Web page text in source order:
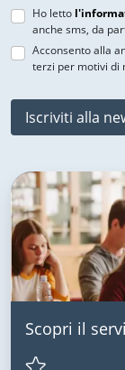
Ho letto
anche sms, da
Acconsento alla
terzi per motivi di
Iscriviti alla
Scopri il